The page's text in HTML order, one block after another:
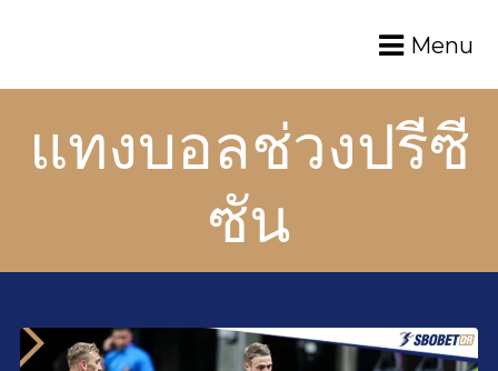
Menu
แทงบอลช่วงปรีซี
ซัน